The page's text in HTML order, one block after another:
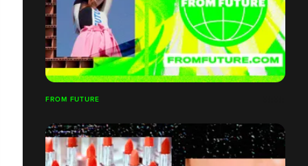
FROM FUTURE